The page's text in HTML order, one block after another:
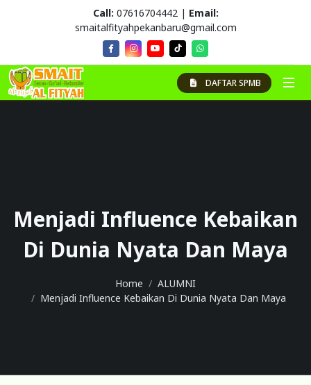
Call: 07616704442 | Email:
smaitalfityahpekanbaru@gmail.com
DAFTAR SPMB
Menjadi Influence Kebaikan
Di Dunia Nyata Dan Maya
Home
ALUMNI
Menjadi Influence Kebaikan Di Dunia Nyata Dan Maya